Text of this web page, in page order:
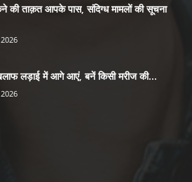
की ताक़त आपके पास, संदिग्ध मामलों की सूचना
लड़ाई में आगे आएं, बनें किसी मरीज की...